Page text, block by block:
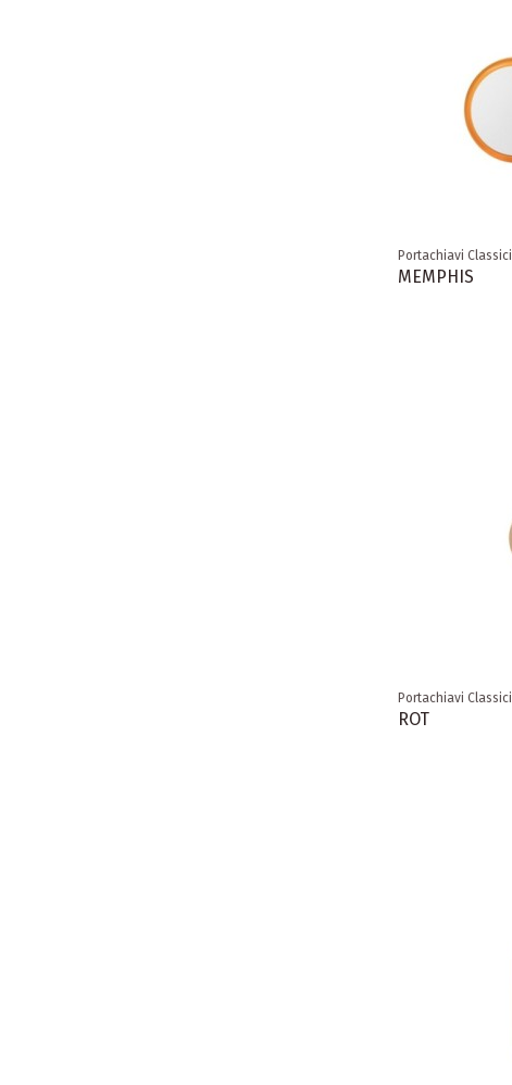
Portachiavi Classici
MEMPHIS
Portachiavi Classici
ROT